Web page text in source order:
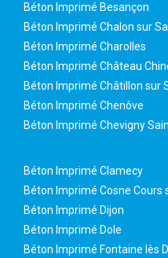
Béton Imprimé Besançon
Béton Imprimé Chalon sur
Béton Imprimé Charolles
Béton Imprimé Château
Béton Imprimé Châtillon sur
Béton Imprimé Chenôve
Béton Imprimé Chevigny
Béton Imprimé Clamecy
Béton Imprimé Cosne Cours
Béton Imprimé Dijon
Béton Imprimé Dole
Béton Imprimé Fontaine lès